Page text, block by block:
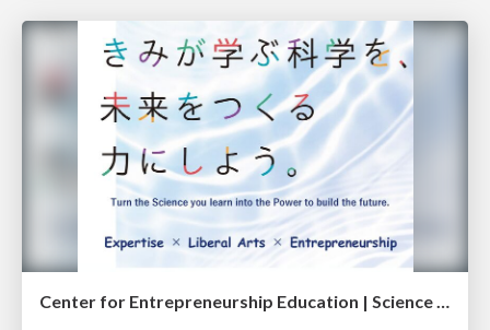
Center for Entrepreneurship Education | Science Tokyo (Institute of Science Tokyo)